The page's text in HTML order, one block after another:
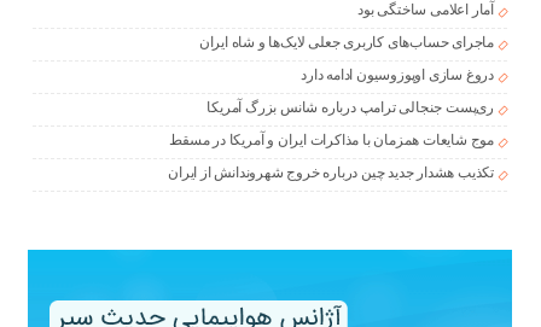
آمار اعلامی ساختگی بود
ماجرای حساب‌های کاربری جعلی لایک‌ها و شاه ایران
دروغ سازی اوپوزوسیون ادامه دارد
ری‌پست جنجالی ترامپ درباره شانس بزرگ آمریکا
موج شایعات همزمان با مذاکرات ایران و آمریکا در مسقط
تکذیب هشدار جدید چین درباره خروج شهروندانش از ایران